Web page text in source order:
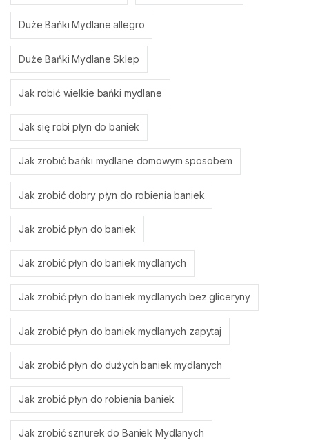
Duże Bańki Mydlane allegro
Duże Bańki Mydlane Sklep
Jak robić wielkie bańki mydlane
Jak się robi płyn do baniek
Jak zrobić bańki mydlane domowym sposobem
Jak zrobić dobry płyn do robienia baniek
Jak zrobić płyn do baniek
Jak zrobić płyn do baniek mydlanych
Jak zrobić płyn do baniek mydlanych bez gliceryny
Jak zrobić płyn do baniek mydlanych zapytaj
Jak zrobić płyn do dużych baniek mydlanych
Jak zrobić płyn do robienia baniek
Jak zrobić sznurek do Baniek Mydlanych